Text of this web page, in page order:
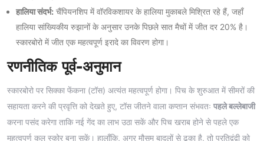
हालिया संदर्भ: चैंपियनशिप में वॉरविकशायर के हालिया मुकाबले मिश्रित रहे हैं, जहाँ
हालिया सांख्यिकीय रुझानों के अनुसार उनके पिछले सात मैचों में जीत दर 20% है।
स्कारबोरो में जीत एक महत्वपूर्ण इरादे का विवरण होगा।
रणनीतिक पूर्व-अनुमान
स्कारबोरो पर सिक्का फेंकना (टॉस) अत्यंत महत्वपूर्ण होगा। पिच के शुरुआत में सीमरों की
सहायता करने की प्रवृत्ति को देखते हुए, टॉस जीतने वाला कप्तान संभवतः पहले बल्लेबाजी
करना पसंद करेगा ताकि नई गेंद का लाभ उठा सकें और पिच खराब होने से पहले एक
महत्वपूर्ण कुल स्कोर बना सकें। हालाँकि, अगर मौसम बादलों से ढका है, तो प्रतिद्वंद्वी को